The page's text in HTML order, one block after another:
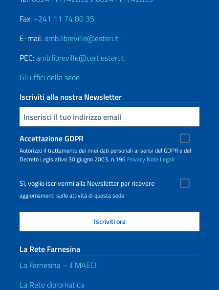
Fax: +241 11 74 80 35
E-mail:amb.libreville@esteri.it
PEC:amb.libreville@cert.esteri.it
Gli uffici della sede
Iscriviti alla nostra Newsletter
Inserisci la tua email
Accettazione GDPR
Autorizzo il trattamento dei miei dati personali ai sensi del GDPR e del
Decreto Legislativo 30 giugno 2003, n.196 Privacy Note Legali
Sì, voglio iscrivermi alla Newsletter per ricevere
aggiornamenti sulle attività di questa sede
La Rete Farnesina
La Farnesina – il MAECI
La Rete diplomatica